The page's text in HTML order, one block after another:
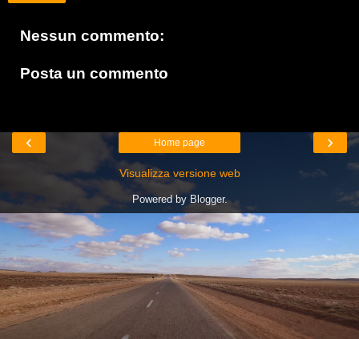
Nessun commento:
Posta un commento
‹ ›
Home page
Visualizza versione web
Powered by Blogger.